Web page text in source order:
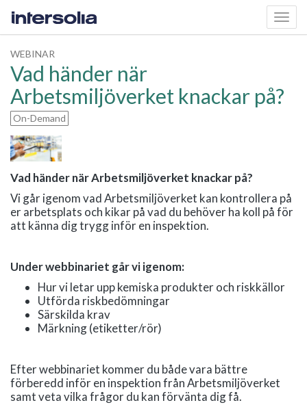
WEBINAR
Vad händer när
Arbetsmiljöverket knackar på?
On-Demand
Vad händer när Arbetsmiljöverket knackar på?
Vi går igenom vad Arbetsmiljöverket kan kontrollera på
er arbetsplats och kikar på vad du behöver ha koll på för
att känna dig trygg inför en inspektion.
Under webbinariet går vi igenom:
Hur vi letar upp kemiska produkter och riskkällor
Utförda riskbedömningar
Särskilda krav
Märkning (etiketter/rör)
Efter webbinariet kommer du både vara bättre
förberedd inför en inspektion från Arbetsmiljöverket
samt veta vilka frågor du kan förvänta dig få.